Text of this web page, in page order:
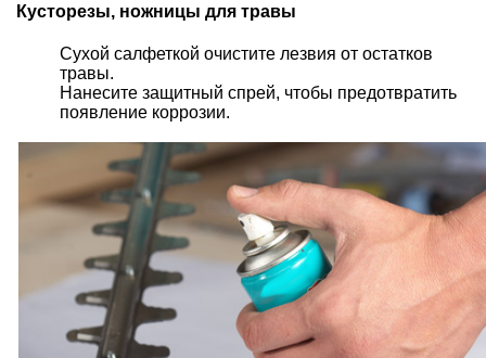
Кусторезы, ножницы для травы
Сухой салфеткой очистите лезвия от остатков
травы.
Нанесите защитный спрей, чтобы предотвратить
появление коррозии.